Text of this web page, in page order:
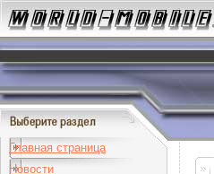
Главная страница
Новости